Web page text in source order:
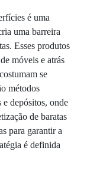
é uma
uma barreira
Esses produtos
móveis e atrás
se
métodos
e depósitos, onde
de baratas
para garantir a
é definida